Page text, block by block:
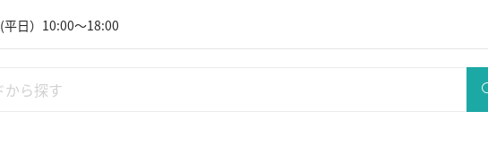
(平日）10:00～18:00